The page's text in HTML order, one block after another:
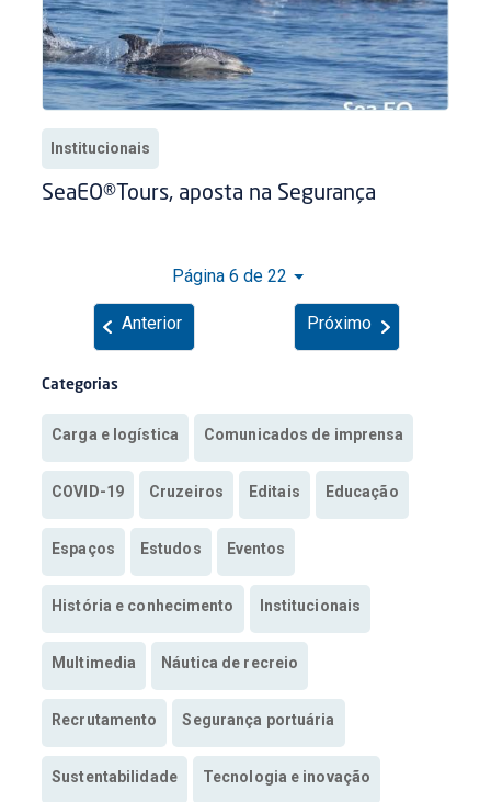
Institucionais
SeaEO®Tours, aposta na Segurança
Página 6 de 22
Anterior Próximo
Categorias
Carga e logística Comunicados de imprensa
COVID-19 Cruzeiros Editais Educação
Espaços Estudos Eventos
História e conhecimento Institucionais
Multimedia Náutica de recreio
Recrutamento Segurança portuária
Sustentabilidade Tecnologia e inovação